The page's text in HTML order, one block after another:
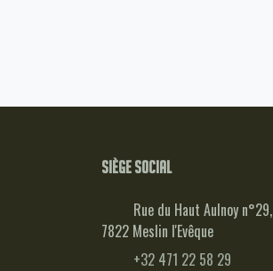
Siège social
Rue du Haut Aulnoy n°29,
7822 Meslin l'Evêque
+32 471 22 58 29